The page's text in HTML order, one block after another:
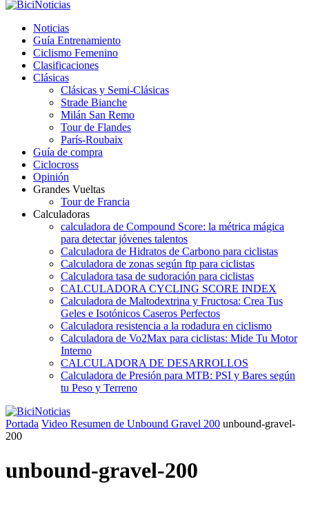
Noticias
Guía Entrenamiento
Ciclismo Femenino
Clasificaciones
Clásicas
Clásicas y Semi-Clásicas
Strade Bianche
Milán San Remo
Tour de Flandes
París-Roubaix
Guía de compra
Ciclocross
Opinión
Grandes Vueltas
Tour de Francia
Calculadoras
calculadora de Compound Score: la métrica mágica
para detectar jóvenes talentos
Calculadora de Hidratos de Carbono para ciclistas
Calculadora de zonas según ftp para ciclistas
Calculadora tasa de sudoración para ciclistas
CALCULADORA CYCLING SCORE INDEX
Calculadora de Maltodextrina y Fructosa: Crea Tus
Geles e Isotónicos Caseros Perfectos
Calculadora resistencia a la rodadura en ciclismo
Calculadora de Vo2Max para ciclistas: Mide Tu Motor
Interno
CALCULADORA DE DESARROLLOS
Calculadora de Presión para MTB: PSI y Bares según
tu Peso y Terreno
Portada Video Resumen de Unbound Gravel 200 unbound-gravel-
200
unbound-gravel-200